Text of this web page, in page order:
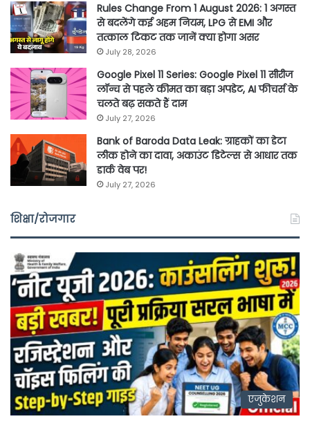
Rules Change From 1 August 2026: 1 अगस्त
से बदलेंगे कई अहम नियम, LPG से EMI और
तत्काल टिकट तक जानें क्या होगा असर
July 28, 2026
Google Pixel 11 Series: Google Pixel 11 सीरीज
लॉन्च से पहले कीमत का बड़ा अपडेट, AI फीचर्स के
चलते बढ़ सकते हैं दाम
July 27, 2026
Bank of Baroda Data Leak: ग्राहकों का डेटा
लीक होने का दावा, अकाउंट डिटेल्स से आधार तक
डार्क वेब पर!
July 27, 2026
शिक्षा/रोजगार
एजुकेशन